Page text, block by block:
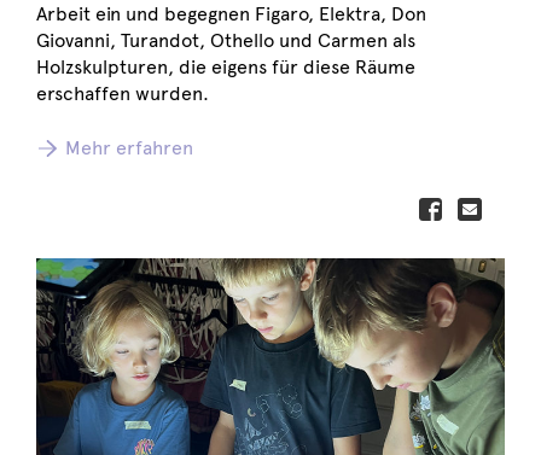
Arbeit ein und begegnen Figaro, Elektra, Don
Giovanni, Turandot, Othello und Carmen als
Holzskulpturen, die eigens für diese Räume
erschaffen wurden.
Mehr erfahren